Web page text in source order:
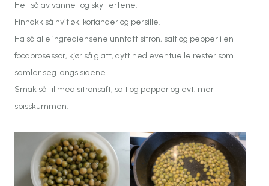
Hell så av vannet og skyll ertene.
Finhakk så hvitløk, koriander og persille.
Ha så alle ingrediensene unntatt sitron, salt og pepper i en
foodprosessor, kjør så glatt, dytt ned eventuelle rester som
samler seg langs sidene.
Smak så til med sitronsaft, salt og pepper og evt. mer
spisskummen.